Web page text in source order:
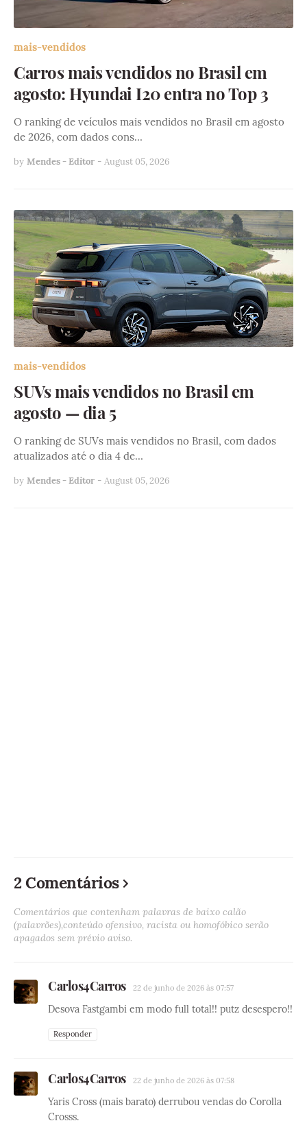
mais-vendidos
Carros mais vendidos no Brasil em
agosto: Hyundai I20 entra no Top 3
O ranking de veículos mais vendidos no Brasil em agosto
de 2026, com dados cons…
by Mendes - Editor - August 05, 2026
mais-vendidos
SUVs mais vendidos no Brasil em
agosto — dia 5
O ranking de SUVs mais vendidos no Brasil, com dados
atualizados até o dia 4 de…
by Mendes - Editor - August 05, 2026
2 Comentários
Comentários que contenham palavras de baixo calão
(palavrões),conteúdo ofensivo, racista ou homofóbico serão
apagados sem prévio aviso.
Carlos4Carros 22 de junho de 2026 às 07:57
Desova Fastgambi em modo full total!! putz desespero!!
Responder
Carlos4Carros 22 de junho de 2026 às 07:58
Yaris Cross (mais barato) derrubou vendas do Corolla
Crosss.